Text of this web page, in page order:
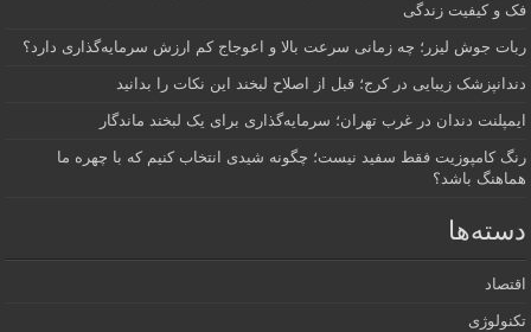
فک و کیفیت زندگی
ربات جوش لیزر؛ چه زمانی سرعت بالا و اعوجاج کم ارزش سرمایه‌گذاری دارد؟
دندانپزشک زیبایی در کرج؛ قبل از اصلاح لبخند این نکات را بدانید
ایمپلنت دندان در غرب تهران؛ سرمایه‌گذاری برای یک لبخند ماندگار
رنگ کامپوزیت فقط سفید نیست؛ چگونه شیدی انتخاب کنیم که با چهره ما
هماهنگ باشد؟
دسته‌ها
اقتصاد
تکنولوژی